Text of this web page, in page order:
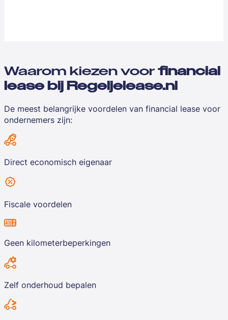
Waarom kiezen voor financial
lease bij Regeljelease.nl
De meest belangrijke voordelen van financial lease voor
ondernemers zijn:
Direct economisch eigenaar
Fiscale voordelen
Geen kilometerbeperkingen
Zelf onderhoud bepalen